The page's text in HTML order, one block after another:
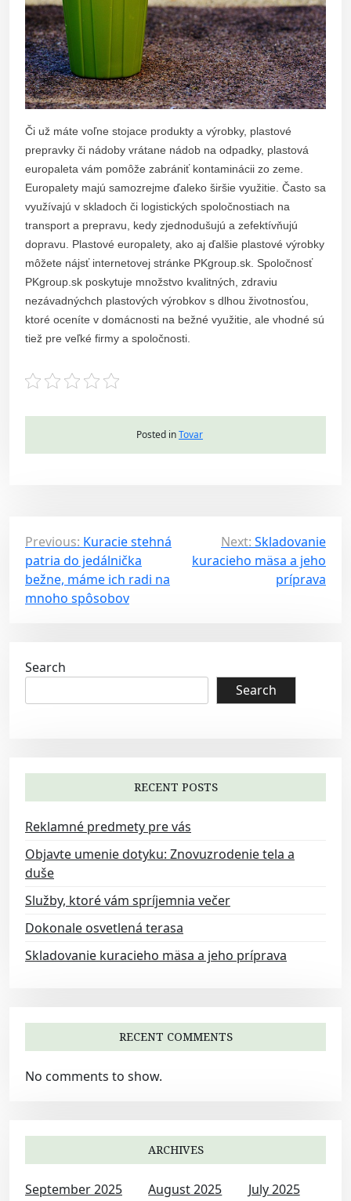
Či už máte voľne stojace produkty a výrobky, plastové
prepravky či nádoby vrátane nádob na odpadky, plastová
europaleta vám pomôže zabrániť kontaminácii zo zeme.
Europalety majú samozrejme ďaleko širšie využitie. Často sa
využívajú v skladoch či logistických spoločnostiach na
transport a prepravu, kedy zjednodušujú a zefektívňujú
dopravu. Plastové europalety, ako aj ďalšie plastové výrobky
môžete nájsť internetovej stránke PKgroup.sk. Spoločnosť
PKgroup.sk poskytuje množstvo kvalitných, zdraviu
nezávadnýchch plastových výrobkov s dlhou životnosťou,
ktoré oceníte v domácnosti na bežné využitie, ale vhodné sú
tiež pre veľké firmy a spoločnosti.
Posted inTovar
P
o
s
t
a
v
i
t
i
o
n
Previous: Kuracie stehná
patria do jedálnička
bežne, máme ich radi na
mnoho spôsobov
Next: Skladovanie
kuracieho mäsa a jeho
príprava
Search
Search
RECENT POSTS
Reklamné predmety pre vás
Objavte umenie dotyku: Znovuzrodenie tela a
duše
Služby, ktoré vám spríjemnia večer
Dokonale osvetlená terasa
Skladovanie kuracieho mäsa a jeho príprava
RECENT COMMENTS
No comments to show.
ARCHIVES
September 2025 August 2025
July 2025